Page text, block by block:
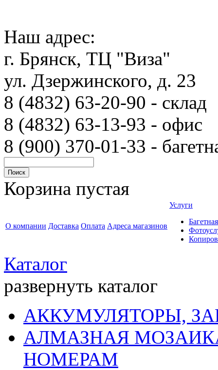
Наш адрес:
г. Брянск, ТЦ "Виза"
ул. Дзержинского, д. 23
8 (4832) 63-20-90 -
8 (4832) 63-13-93 - офис
8 (900) 370-01-33 -
Корзина пустая
О компании Доставка Оплата Адреса магазинов
Услуги
Каталог
развернуть каталог
АККУМУЛЯТОРЫ,
АЛМАЗНАЯ
НОМЕРАМ